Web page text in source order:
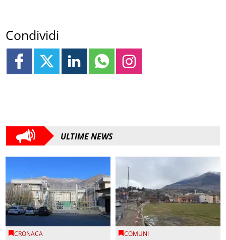
Condividi
ULTIME NEWS
CRONACA COMUNI